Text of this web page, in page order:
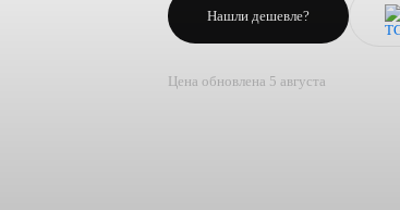
Нашли дешевле?
Цена обновлена 5 августа